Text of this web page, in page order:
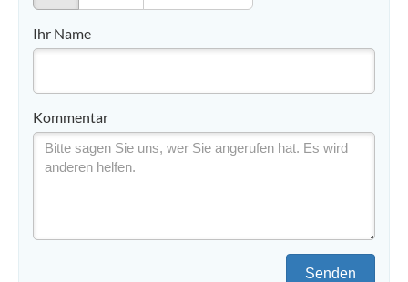
Ihr Name
Kommentar
Senden